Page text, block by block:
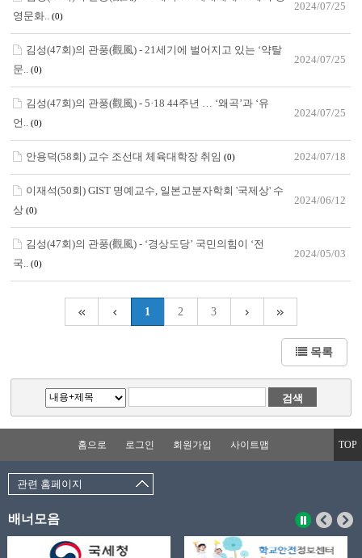
영문화..(0)
2024/07/25
김성(47회)의 관풍(觀風) - 21세기에 벌어지고 있는 ‘약탈
문..(0)
2024/07/25
김성(47회)의 관풍(觀風) - 5·18 44주년 … ‘왜곡’과 ‘유
언..(0)
2024/07/25
안용덕(58회) 교수 조선대 체육대학장 취임(0) 2024/07/18
이재석(50회) GIST 명예교수, 일본고분자학회 '국제상' 수
상(0)
2024/06/12
김성(47회)의 관풍(觀風) - ‘경상도당’ 국민의힘이 ‘전
국..(0)
2024/05/03
1 2 3
목록
홈으로 로그인 회원가입 사이트맵 TOP
관련 홈페이지
배너모음